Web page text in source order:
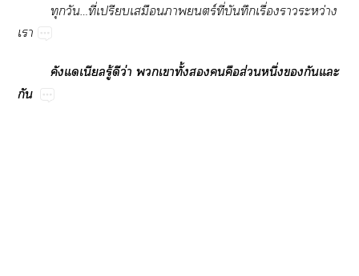
​…ี่​ป​​​ร์​ี่​​​ื่​​ว่​

​ู้​​ว่​​​ั้​​​​ส่​ึ่​​​​
